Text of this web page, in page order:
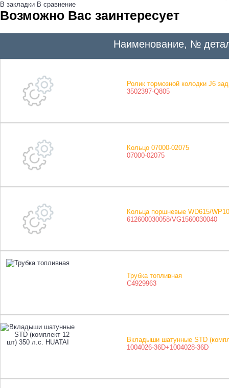
В закладки В сравнение
Возможно Вас заинтересует
Наименование, №
Ролик тормозной колодки J6
3502397-Q805
Кольцо 07000-02075
07000-02075
Кольца поршневые WD615/
612600030058/VG1560030040
Трубка топливная
C4929963
Вкладыши шатунные STD
1004026-36D+1004028-36D